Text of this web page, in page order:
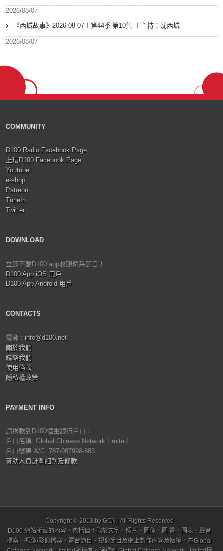
2026/08/07
《西城故事》2026-08-07︱第44季 第10集 ︱主持：沈西城
2026/08/07
COMMUNITY
D100 Radio Facebook Page
上環D100 Facebook Page
Youtube
e-shop
Patreon
TuneIn
Twitter
DOWNLOAD
立即下載D100 app收聽精采節目！
D100 App iOS 用戶
D100 App Android 用戶
CONTACTS
電郵 : info@d100.net
關於我們
聯絡我們
使用條款
隱私權政策
PAYMENT INFO
請捐款到D100恒生銀行戶口：
戶口名稱: Global Chinese Network Limited
戶口號碼 A/C: 787-087998-883
贊助人員計劃細則及條款
Copyright © 2013 by GCN | All Rights Reserved
D100 網站所載的內容，包括但不限於文字、照片、圖像、圖 畫、圖表、聲音
檔案、視像/影像檔案、電台節目、視像節目及網上製作內容及版權，為Global